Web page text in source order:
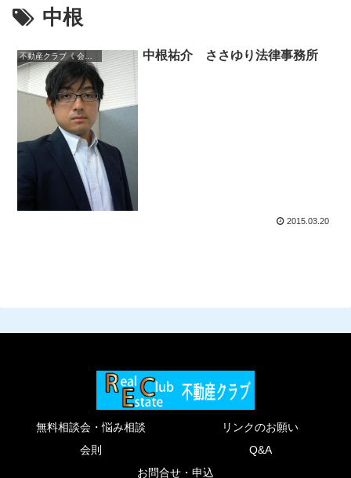
中根
中根祐介 ささゆり法律事務所
2015.03.20
無料相談会・悩み相談
リンクのお願い
会則
Q&A
お問合せ・申込